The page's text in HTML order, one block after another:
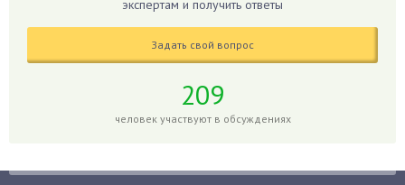
Гладиолусы
Гранат
экспертам и получить ответы
Задать свой вопрос
209
человек участвуют в обсуждениях